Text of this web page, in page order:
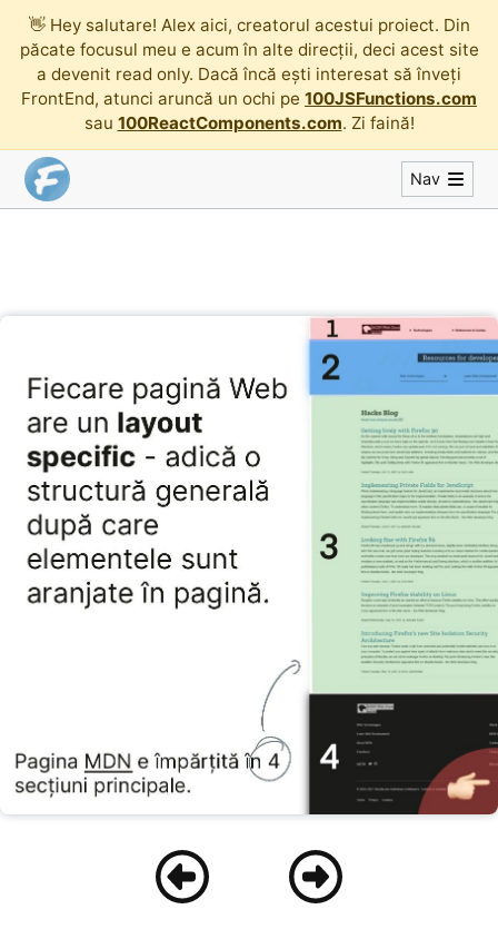
👋 Hey salutare! Alex aici, creatorul acestui proiect. Din
păcate focusul meu e acum în alte direcții, deci acest site
a devenit read only. Dacă încă ești interesat să înveți
FrontEnd, atunci aruncă un ochi pe 100JSFunctions.com
sau 100ReactComponents.com. Zi faină!
Nav